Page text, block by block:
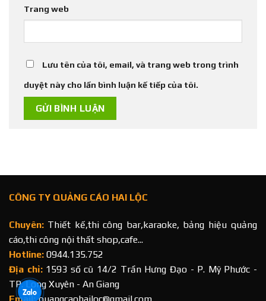
Trang web
Lưu tên của tôi, email, và trang web trong trình
duyệt này cho lần bình luận kế tiếp của tôi.
CÔNG TY QUẢNG CÁO HAI LỘC
Chuyên: Thiết kế,thi công bar,karaoke, bảng hiệu quảng
cáo,thi công nội thất shop,cafe...
Hotline: 0944.135.752
Địa chỉ: 1593 số cũ 14/2 Trần Hưng Đạo - P. Mỹ Phước -
TP. Long Xuyên - An Giang
Email: quangcaohailoc@gmail.com